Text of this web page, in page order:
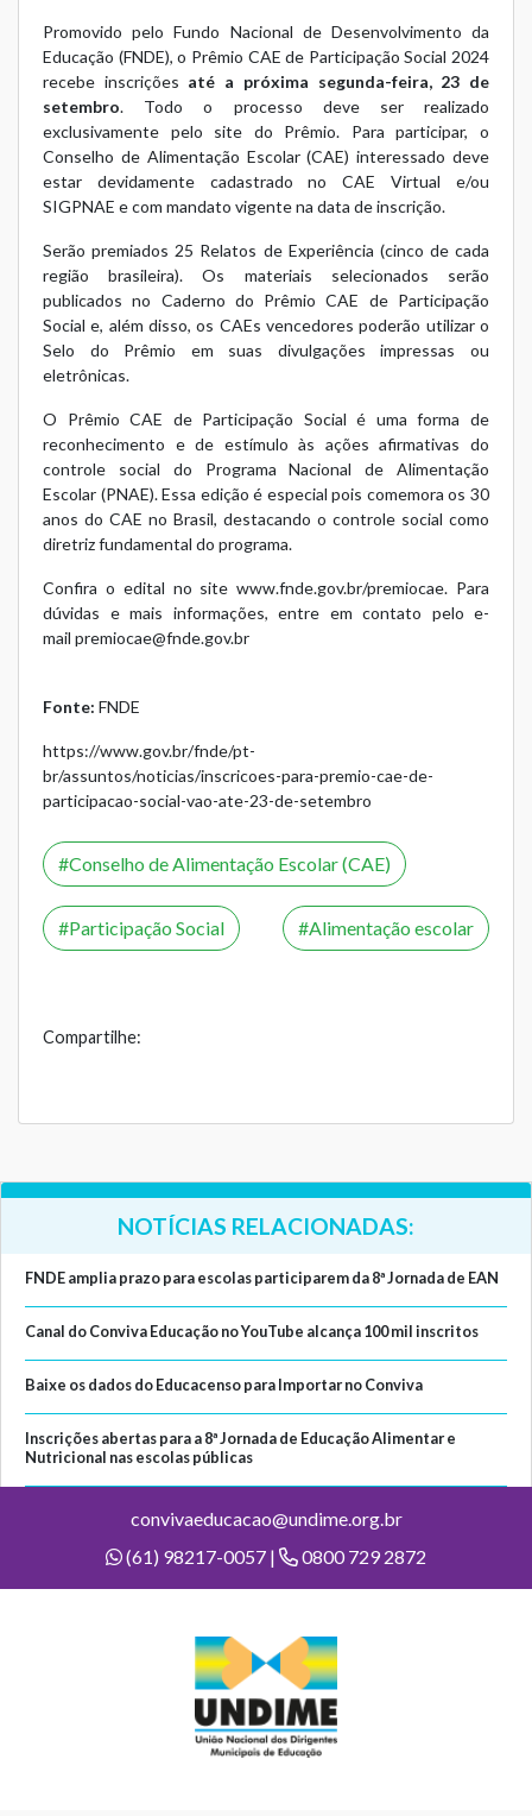
Promovido pelo Fundo Nacional de Desenvolvimento da
Educação (FNDE), o Prêmio CAE de Participação Social 2024
recebe inscrições até a próxima segunda-feira, 23 de
setembro. Todo o processo deve ser realizado
exclusivamente pelo site do Prêmio. Para participar, o
Conselho de Alimentação Escolar (CAE) interessado deve
estar devidamente cadastrado no CAE Virtual e/ou
SIGPNAE e com mandato vigente na data de inscrição.
Serão premiados 25 Relatos de Experiência (cinco de cada
região brasileira). Os materiais selecionados serão
publicados no Caderno do Prêmio CAE de Participação
Social e, além disso, os CAEs vencedores poderão utilizar o
Selo do Prêmio em suas divulgações impressas ou
eletrônicas.
O Prêmio CAE de Participação Social é uma forma de
reconhecimento e de estímulo às ações afirmativas do
controle social do Programa Nacional de Alimentação
Escolar (PNAE). Essa edição é especial pois comemora os 30
anos do CAE no Brasil, destacando o controle social como
diretriz fundamental do programa.
Confira o edital no sitewww.fnde.gov.br/premiocae. Para
dúvidas e mais informações, entre em contato pelo e-
mail premiocae@fnde.gov.br
Fonte: FNDE
https://www.gov.br/fnde/pt-
br/assuntos/noticias/inscricoes-para-premio-cae-de-
participacao-social-vao-ate-23-de-setembro
Conselho de Alimentação Escolar (CAE)
Participação Social Alimentação escolar
Compartilhe:
NOTÍCIAS RELACIONADAS:
FNDE amplia prazo para escolas participarem da 8ª Jornada de EAN
Canal do Conviva Educação no YouTube alcança 100 mil inscritos
Baixe os dados do Educacenso para Importar no Conviva
Inscrições abertas para a 8ª Jornada de Educação Alimentar e
Nutricional nas escolas públicas
convivaeducacao@undime.org.br
(61) 98217-0057 |
0800 729 2872